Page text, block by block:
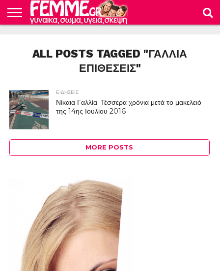
ΚΟΣΜΟΣ
ΔΙΑΤΡΟΦΗ
ΓΥΝΑΙΚΕΣ
ΓΥΝΑΙΚΕΙΟ
ΣΩΜΑ
ΜΩΡΟΥALL POSTS TAGGED "ΓΑΛΛΙΑ
ΕΠΙΘΕΣΕΙΣ"
ΕΙΔΗΣΕΙΣ
Νίκαια Γαλλία. Τέσσερα χρόνια μετά το μακελειό
της 14ης Ιουλίου 2016
MORE POSTS